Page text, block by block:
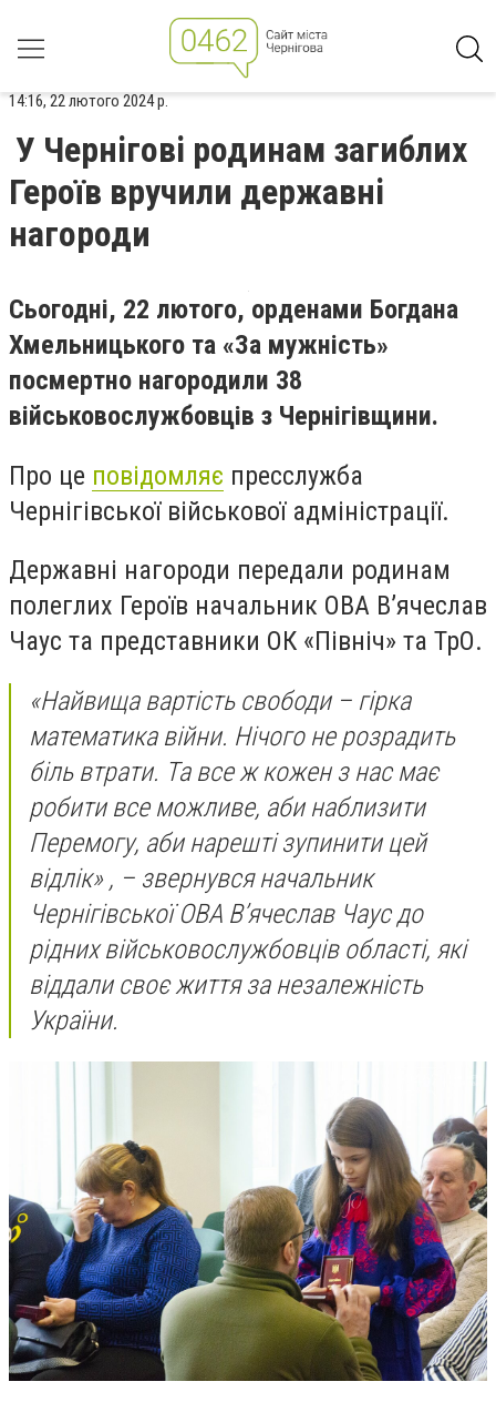
14:16, 22 лютого 2024 р.
У Чернігові родинам загиблих
Героїв вручили державні
нагороди
Сьогодні, 22 лютого, орденами Богдана
Хмельницького та «За мужність»
посмертно нагородили 38
військовослужбовців з Чернігівщини.
Про це повідомляє пресслужба
Чернігівської військової адміністрації.
Державні нагороди передали родинам
полеглих Героїв начальник ОВА В’ячеслав
Чаус та представники ОК «Північ» та ТрО.
«Найвища вартість свободи – гірка
математика війни. Нічого не розрадить
біль втрати. Та все ж кожен з нас має
робити все можливе, аби наблизити
Перемогу, аби нарешті зупинити цей
відлік» , – звернувся начальник
Чернігівської ОВА В’ячеслав Чаус до
рідних військовослужбовців області, які
віддали своє життя за незалежність
України.